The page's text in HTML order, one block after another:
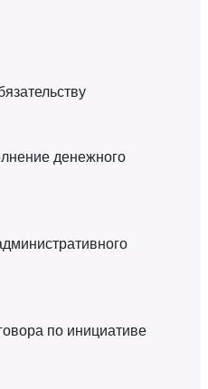
денежного
по инициативе